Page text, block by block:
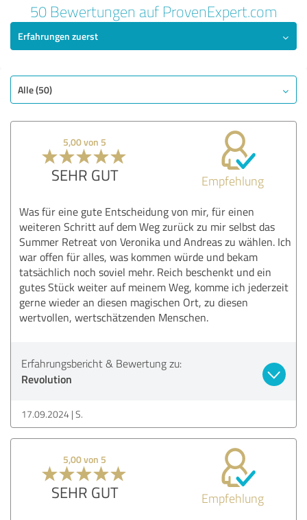
50 Bewertungen auf ProvenExpert.com
Erfahrungen zuerst
Alle (50)
5,00 von 5
SEHR GUT Empfehlung
Was für eine gute Entscheidung von mir, für einen
weiteren Schritt auf dem Weg zurück zu mir selbst das
Summer Retreat von Veronika und Andreas zu wählen. Ich
war offen für alles, was kommen würde und bekam
tatsächlich noch soviel mehr. Reich beschenkt und ein
gutes Stück weiter auf meinem Weg, komme ich jederzeit
gerne wieder an diesen magischen Ort, zu diesen
wertvollen, wertschätzenden Menschen.
Erfahrungsbericht & Bewertung zu:
Revolution
17.09.2024 S.
5,00 von 5
SEHR GUT Empfehlung